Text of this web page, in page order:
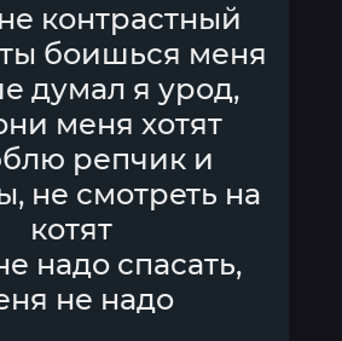
контрастный
боишься меня
думал я урод,
меня хотят
репчик и
не смотреть на
котят
надо спасать,
не надо